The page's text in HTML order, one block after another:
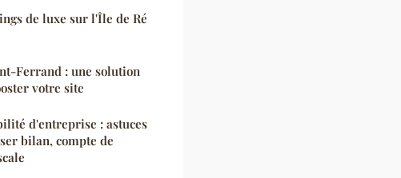
de luxe sur l'Île de Ré
Ferrand : une solution
votre site
d'entreprise : astuces
bilan, compte de